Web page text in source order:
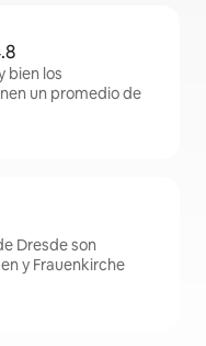
bien los
un promedio de
Dresde son
y Frauenkirche